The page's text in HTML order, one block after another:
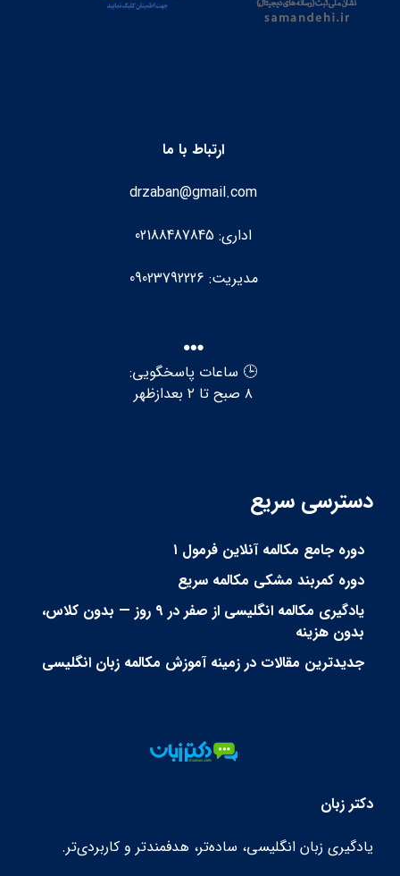
ارتباط با ما
drzaban@gmail.com
اداری: 02188487845
مدیریت: 09023792226
🕒 ساعات پاسخگویی:
۸ صبح تا ۲ بعدازظهر
دسترسی سریع
دوره جامع مکالمه آنلاین فرمول ۱
دوره کمربند مشکی مکالمه سریع
یادگیری مکالمه انگلیسی از صفر در ۹ روز — بدون کلاس،
بدون هزینه
جدیدترین مقالات در زمینه آموزش مکالمه زبان انگلیسی
دکتر زبان
یادگیری زبان انگلیسی، ساده‌تر، هدفمندتر و کاربردی‌تر.